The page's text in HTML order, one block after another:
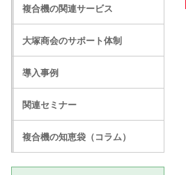
複合機の関連サービス
大塚商会のサポート体制
導入事例
関連セミナー
複合機の知恵袋（コラム）